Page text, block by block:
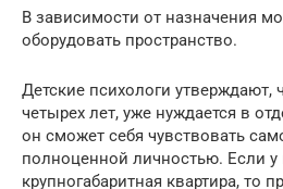
В зависимости от назначения
оборудовать пространство.
Детские психологи утверждают,
четырех лет, уже нуждается в
он сможет себя чувствовать
полноценной личностью. Если
крупногабаритная квартира, то